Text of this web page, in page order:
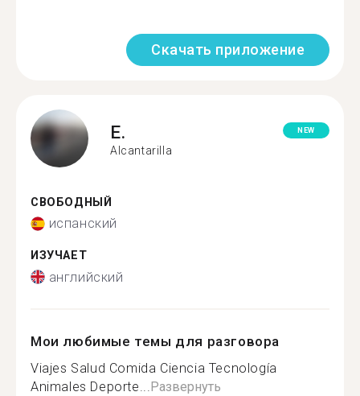
Скачать приложение
E.
Alcantarilla
NEW
СВОБОДНЫЙ
испанский
ИЗУЧАЕТ
английский
Мои любимые темы для разговора
Viajes Salud Comida Ciencia Tecnología
Animales Deporte... Развернуть